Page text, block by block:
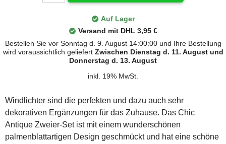
Auf Lager
Versand mit DHL 3,95 €
Bestellen Sie vor Sonntag d. 9. August 14:00:00 und Ihre Bestellung
wird voraussichtlich geliefert Zwischen Dienstag d. 11. August und
Donnerstag d. 13. August
inkl. 19% MwSt.
Windlichter sind die perfekten und dazu auch sehr
dekorativen Ergänzungen für das Zuhause. Das Chic
Antique Zweier-Set ist mit einem wunderschönen
palmenblattartigen Design geschmückt und hat eine schöne